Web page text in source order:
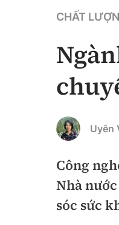
Chuyện dọc đường
CHẤT
Uyên
Công
Nhà
sóc sức